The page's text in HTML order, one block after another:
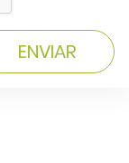
ENVIAR